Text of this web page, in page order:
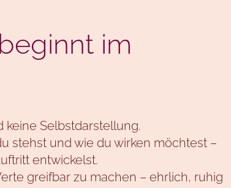
im
keine Selbstdarstellung.
stehst und wie du wirken möchtest –
entwickelst.
greifbar zu machen – ehrlich, ruhig